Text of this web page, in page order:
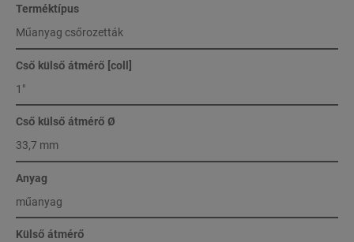
Terméktípus
Műanyag csőrozetták
Cső külső átmérő [coll]
1"
Cső külső átmérő Ø
33,7 mm
Anyag
műanyag
Külső átmérő